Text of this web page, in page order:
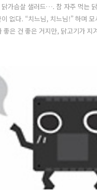
가슴살 샐러드…. 참 자주 먹는
없다. “치느님, 치느님!” 하며
좋은 건 좋은 거지만, 닭고기가 지
과 같은 조류이지만 자유롭게 날아
지방산이 다른 고기보다 월등히 많
부하다. 단백질은 쌀밥의 6배, 콩의
된다. 특히 비타민C와 비타민B1, 비
구력의 저하를 막는 한편, 몸의 산성
슘, 인, 철, 칼륨도 많아, 중요한..